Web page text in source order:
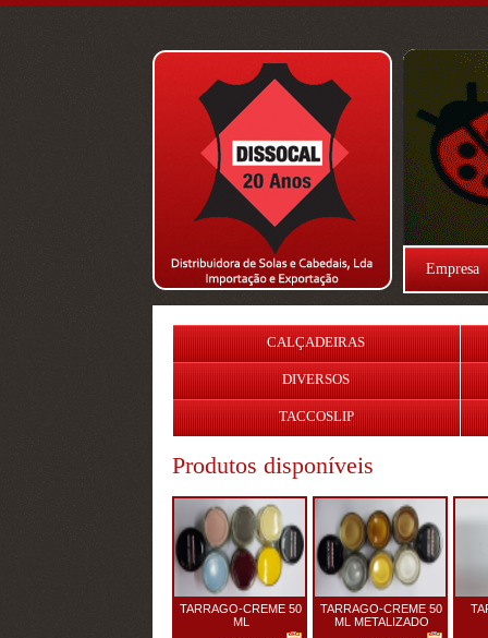
Empresa
CALÇADEIRAS
DIVERSOS
TACCOSLIP
Produtos disponíveis
TARRAGO-CREME 50
ML
TARRAGO-CREME 50
ML METALIZADO